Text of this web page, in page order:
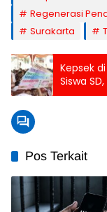
Regenerasi
Surakarta
Kepsek
Siswa
Pos Terkait